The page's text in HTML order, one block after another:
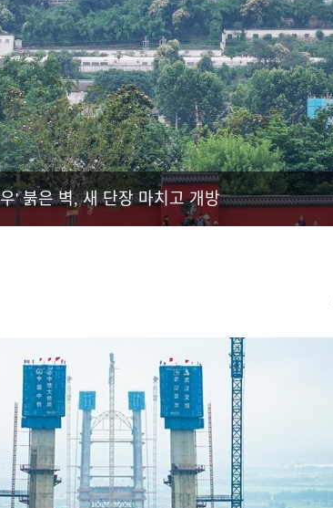
' 붉은 벽, 새 단장 마치고 개방